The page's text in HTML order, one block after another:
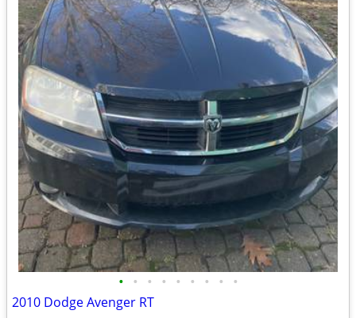
• • • • • • • • •
2010 Dodge Avenger RT